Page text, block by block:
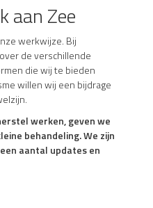
aan Zee
werkwijze. Bij
de verschillende
die wij te bieden
willen wij een bijdrage
werken, geven we
behandeling. We zijn
aantal updates en